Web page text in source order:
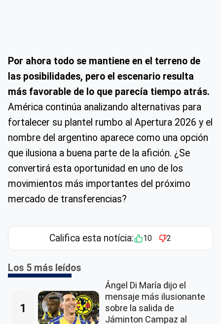
Por ahora todo se mantiene en el terreno de
las posibilidades, pero el escenario resulta
más favorable de lo que parecía tiempo atrás.
América continúa analizando alternativas para
fortalecer su plantel rumbo al Apertura 2026 y el
nombre del argentino aparece como una opción
que ilusiona a buena parte de la afición. ¿Se
convertirá esta oportunidad en uno de los
movimientos más importantes del próximo
mercado de transferencias?
Califica esta notícia: 10 2
Los 5 más leídos
1
Ángel Di María dijo el
mensaje más ilusionante
sobre la salida de
Jáminton Campaz al